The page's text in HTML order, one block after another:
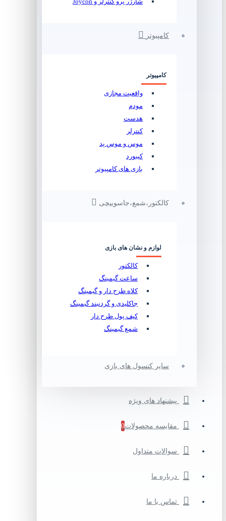
کامپیوتر
کامپیوتر
واقعیت مجازی
مودم
هدست
کنترلر
موس و موس پد
کیبورد
بازی های کامپیوتر
کالکتور،شمع،جاسوییچی
لوازم و نشان های بازی
کالکتور
ساعت گیمینگ
کلاه طرح دار و گیمینگ
جاکلیدی و گردنبند گیمینگ
کیف پول طرح دار
شمع گیمینگ
سایر کنسول های بازی
پیشنهاد های ویژه
مقایسه محصولات0
سوالات متداول
درباره ما
تماس با ما